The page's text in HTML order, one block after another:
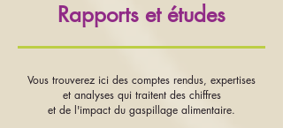
Rapports et études
Vous trouverez ici des comptes rendus, expertises
et analyses qui traitent des chiffres
et de l'impact du gaspillage alimentaire.